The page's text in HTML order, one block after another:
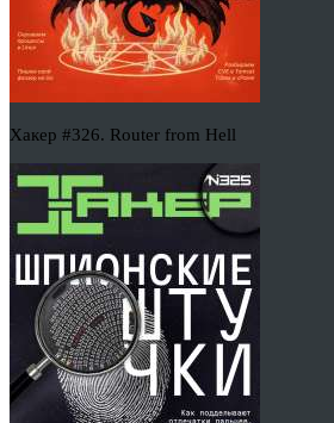
Хакер #326. Router from Hell